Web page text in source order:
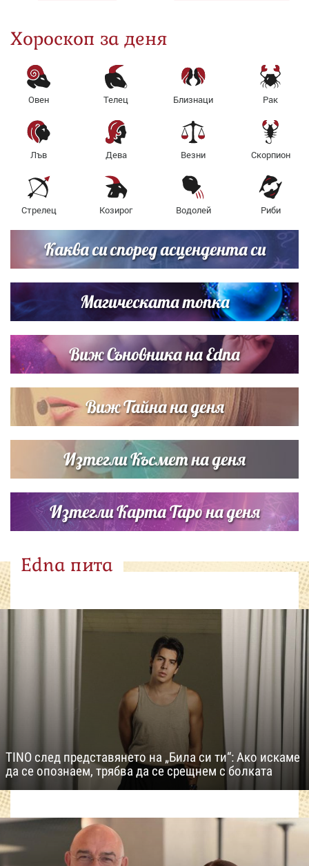
Хороскоп за деня
Овен Телец Близнаци Рак
Лъв Дева Везни Скорпион
Стрелец Козирог Водолей Риби
Каква си според асцендента си
Магическата топка
Виж Съновника на Edna
Виж Тайна на деня
Изтегли Късмет на деня
Изтегли Карта Таро на деня
Edna пита
TINO след представянето на „Била си ти“: Ако искаме
да се опознаем, трябва да се срещнем с болката